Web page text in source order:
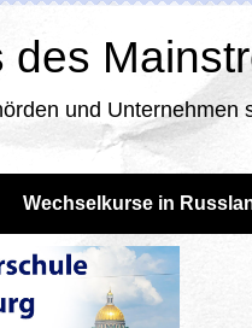
des
und Unternehmen
Wechselkurse in